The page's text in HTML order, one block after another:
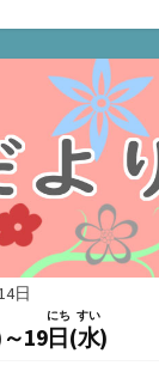
日
19日
にち
(水
すい
)